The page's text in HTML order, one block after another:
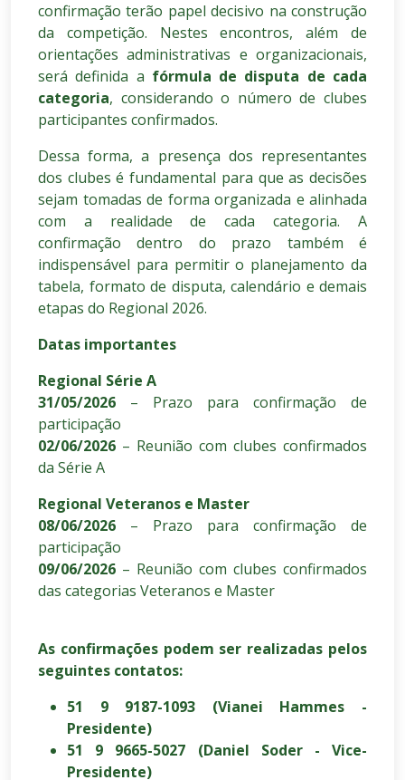
confirmação terão papel decisivo na construção
da competição. Nestes encontros, além de
orientações administrativas e organizacionais,
será definida a fórmula de disputa de cada
categoria, considerando o número de clubes
participantes confirmados.
Dessa forma, a presença dos representantes
dos clubes é fundamental para que as decisões
sejam tomadas de forma organizada e alinhada
com a realidade de cada categoria. A
confirmação dentro do prazo também é
indispensável para permitir o planejamento da
tabela, formato de disputa, calendário e demais
etapas do Regional 2026.
Datas importantes
Regional Série A
31/05/2026 – Prazo para confirmação de
participação
02/06/2026 – Reunião com clubes confirmados
da Série A
Regional Veteranos e Master
08/06/2026 – Prazo para confirmação de
participação
09/06/2026 – Reunião com clubes confirmados
das categorias Veteranos e Master
As confirmações podem ser realizadas pelos
seguintes contatos:
51 9 9187-1093 (Vianei Hammes -
Presidente)
51 9 9665-5027 (Daniel Soder - Vice-
Presidente)